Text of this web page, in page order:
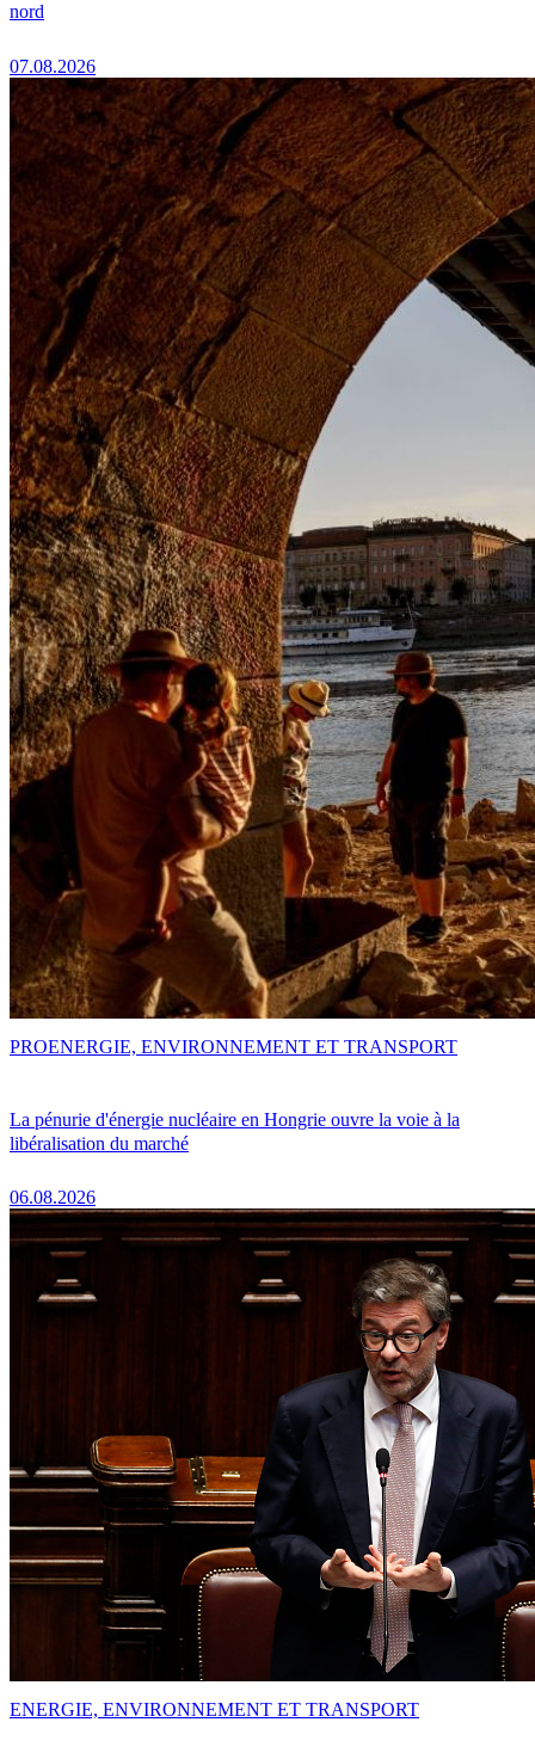
nord
07.08.2026
La pénurie d'énergie nucléaire en Hongrie ouvre la voie à la
libéralisation du marché
06.08.2026
PROENERGIE, ENVIRONNEMENT ET TRANSPORT
ENERGIE, ENVIRONNEMENT ET TRANSPORT